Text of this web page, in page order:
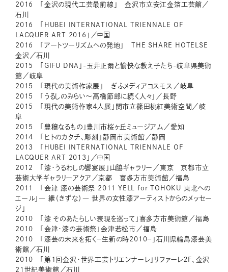
2016 「金沢の現代工芸最前線」 金沢市立安江金箔工芸館／
石川
2016 「HUBEI INTERNATIONAL TRIENNALE OF
LACQUER ART 2016」／中国
2016 「アートツーリズムへの発地」 THE SHARE HOTELSE
金沢／石川
2015 「GIFU DNA」-玉井正爾と愉快な教え子たち-岐阜県美術
館／岐阜
2015 「現代の美術作家展」 ぎふメディアコスモス／岐阜
2015 「うるしのみらい〜高橋節郎に続く人々」／長野
2015 「現代の美術作家４人展」関市立篠田桃紅美術空間／岐
阜
2015 「豊穣なるもの」豊川市桜ヶ丘ミュージアム／愛知
2014 「ヒトのカタチ、彫刻」静岡市美術館／静岡
2013 「HUBEI INTERNATIONAL TRIENNALE OF
LACQUER ART 2013」／中国
2012 「漆・うるわしの饗宴展」山脇ギャラリー／東京 京都市立
芸術大学ギャラリーアクア／京都 喜多方市美術館／福島
2011 「会津 漆の芸術祭 2011 YELL for TOHOKU 東北への
エール」― 紲（きずな）― 世界の女性漆アーティストからのメッセー
ジ」
2010 「漆 そのあたらしい表現を巡って」喜多方市美術館／福島
2010 「会津・漆の芸術祭」会津若松市／福島
2010 「漆芸の未来を拓く－生新の時2010－」石川県輪島漆芸美
術館／石川
2010 「第１回金沢・世界工芸トリエンナーレ」リファーレ２F、金沢
21世紀美術館／石川